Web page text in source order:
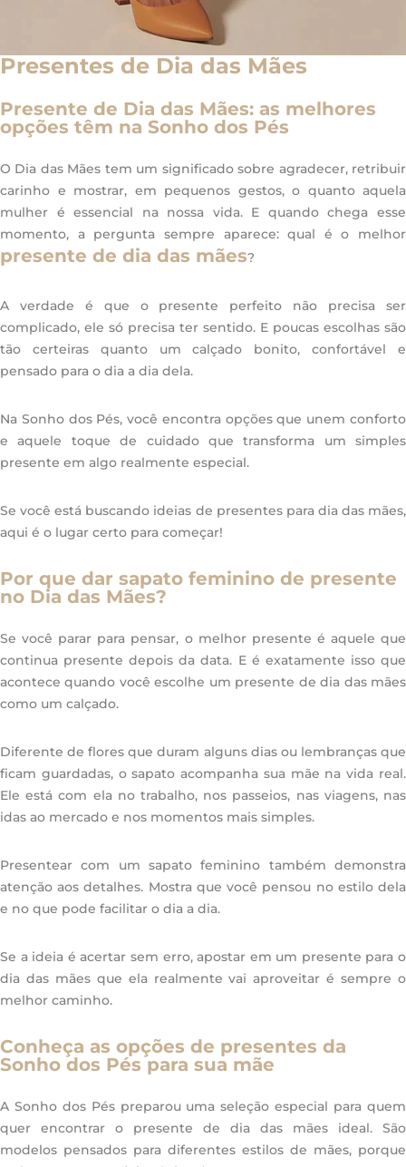
Presentes de Dia das Mães
Presente de Dia das Mães: as melhores
opções têm na Sonho dos Pés
O Dia das Mães tem um significado sobre agradecer, retribuir
carinho e mostrar, em pequenos gestos, o quanto aquela
mulher é essencial na nossa vida. E quando chega esse
momento, a pergunta sempre aparece: qual é o melhor
presente de dia das mães?
A verdade é que o presente perfeito não precisa ser
complicado, ele só precisa ter sentido. E poucas escolhas são
tão certeiras quanto um calçado bonito, confortável e
pensado para o dia a dia dela.
Na Sonho dos Pés, você encontra opções que unem conforto
e aquele toque de cuidado que transforma um simples
presente em algo realmente especial.
Se você está buscando ideias de presentes para dia das mães,
aqui é o lugar certo para começar!
Por que dar sapato feminino de presente
no Dia das Mães?
Se você parar para pensar, o melhor presente é aquele que
continua presente depois da data. E é exatamente isso que
acontece quando você escolhe um presente de dia das mães
como um calçado.
Diferente de flores que duram alguns dias ou lembranças que
ficam guardadas, o sapato acompanha sua mãe na vida real.
Ele está com ela no trabalho, nos passeios, nas viagens, nas
idas ao mercado e nos momentos mais simples.
Presentear com um sapato feminino também demonstra
atenção aos detalhes. Mostra que você pensou no estilo dela
e no que pode facilitar o dia a dia.
Se a ideia é acertar sem erro, apostar em um presente para o
dia das mães que ela realmente vai aproveitar é sempre o
melhor caminho.
Conheça as opções de presentes da
Sonho dos Pés para sua mãe
A Sonho dos Pés preparou uma seleção especial para quem
quer encontrar o presente de dia das mães ideal. São
modelos pensados para diferentes estilos de mães, porque